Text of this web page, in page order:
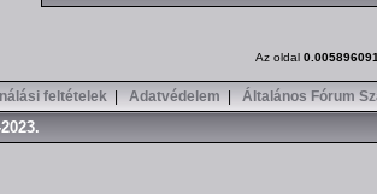
Az oldal
feltételek Adatvédelem Általános Fórum